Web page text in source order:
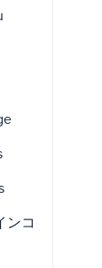
ンコ